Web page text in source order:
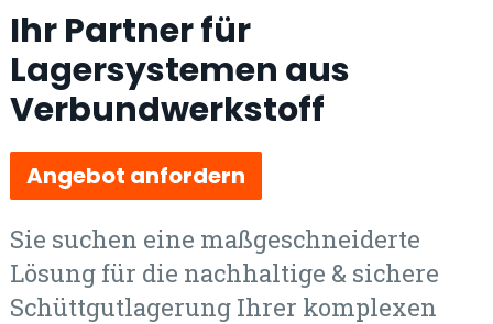
Ihr Partner für
Lagersystemen aus
Verbundwerkstoff
Angebot anfordern
Sie suchen eine maßgeschneiderte
Lösung für die nachhaltige & sichere
Schüttgutlagerung Ihrer komplexen